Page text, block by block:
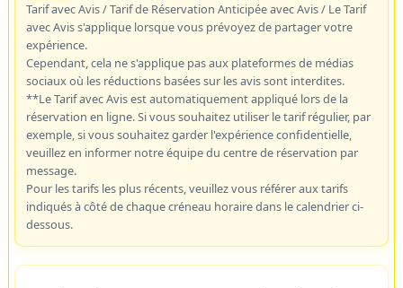
Tarif avec Avis / Tarif de Réservation Anticipée avec Avis / Le Tarif
avec Avis s'applique lorsque vous prévoyez de partager votre
expérience.
Cependant, cela ne s'applique pas aux plateformes de médias
sociaux où les réductions basées sur les avis sont interdites.
**Le Tarif avec Avis est automatiquement appliqué lors de la
réservation en ligne. Si vous souhaitez utiliser le tarif régulier, par
exemple, si vous souhaitez garder l'expérience confidentielle,
veuillez en informer notre équipe du centre de réservation par
message.
Pour les tarifs les plus récents, veuillez vous référer aux tarifs
indiqués à côté de chaque créneau horaire dans le calendrier ci-
dessous.